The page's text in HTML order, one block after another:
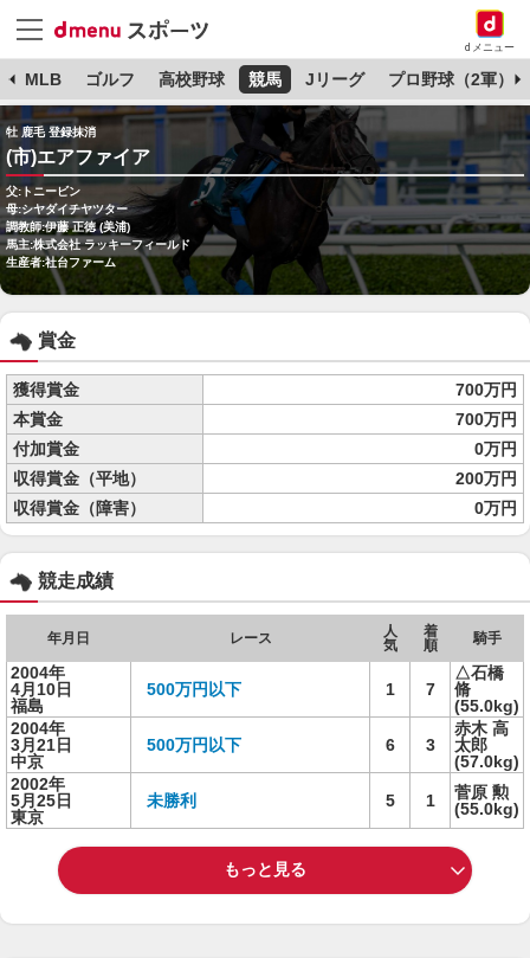
dメニュー
MLB ゴルフ 高校野球 競馬 Jリーグ プロ野球（2軍）
牡 鹿毛 登録抹消
(市)エアファイア
父:トニービン
母:シヤダイチヤツター
調教師:伊藤 正徳 (美浦)
馬主:株式会社 ラッキーフィールド
生産者:社台ファーム
賞金
獲得賞金
700万円
本賞金
700万円
付加賞金
0万円
収得賞金（平地）
200万円
収得賞金（障害）
0万円
競走成績
年月日 レース
人
気
着
順
騎手
2004年
4月10日
福島
500万円以下 1 7
△石橋
脩
(55.0kg)
2004年
3月21日
中京
500万円以下 6 3
赤木 高
太郎
(57.0kg)
2002年
5月25日
東京
未勝利 5 1
菅原 勲
(55.0kg)
もっと見る